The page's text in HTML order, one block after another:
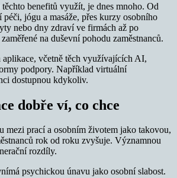
benefitů využít, je dnes mnoho. Od
jógu a masáže, přes kurzy osobního
nebo dny zdraví ve firmách až po
na duševní pohodu zaměstnanců.
včetně těch využívajících AI,
podpory. Například virtuální
dostupnou kdykoliv.
dobře ví, co chce
mezi prací a osobním životem jako takovou,
rok od roku zvyšuje. Významnou
rozdíly.
psychickou únavu jako osobní slabost.